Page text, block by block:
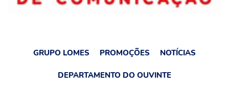
GRUPO LOMES PROMOÇÕES NOTÍCIAS
DEPARTAMENTO DO OUVINTE